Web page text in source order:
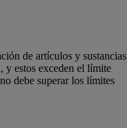
de artículos y sustancias
y estos exceden el límite
debe superar los límites